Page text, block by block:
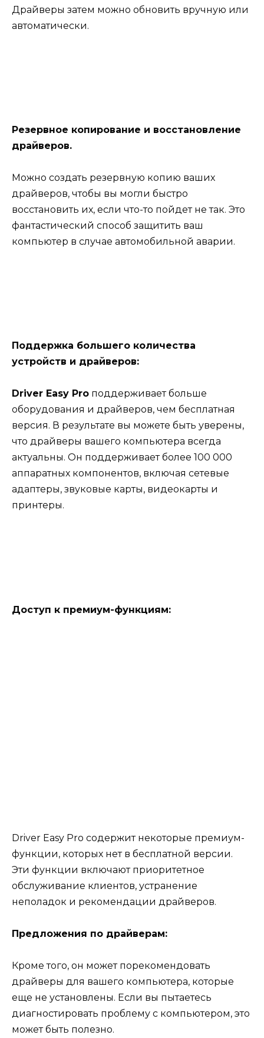
Драйверы затем можно обновить вручную или
автоматически.
Резервное копирование и восстановление
драйверов.
Можно создать резервную копию ваших
драйверов, чтобы вы могли быстро
восстановить их, если что-то пойдет не так. Это
фантастический способ защитить ваш
компьютер в случае автомобильной аварии.
Поддержка большего количества
устройств и драйверов:
Driver Easy Pro поддерживает больше
оборудования и драйверов, чем бесплатная
версия. В результате вы можете быть уверены,
что драйверы вашего компьютера всегда
актуальны. Он поддерживает более 100 000
аппаратных компонентов, включая сетевые
адаптеры, звуковые карты, видеокарты и
принтеры.
Доступ к премиум-функциям:
Driver Easy Pro содержит некоторые премиум-
функции, которых нет в бесплатной версии.
Эти функции включают приоритетное
обслуживание клиентов, устранение
неполадок и рекомендации драйверов.
Предложения по драйверам:
Кроме того, он может порекомендовать
драйверы для вашего компьютера, которые
еще не установлены. Если вы пытаетесь
диагностировать проблему с компьютером, это
может быть полезно.